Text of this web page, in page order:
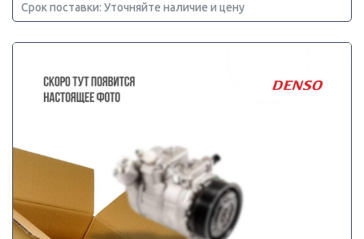
Срок поставки: Уточняйте наличие и цену